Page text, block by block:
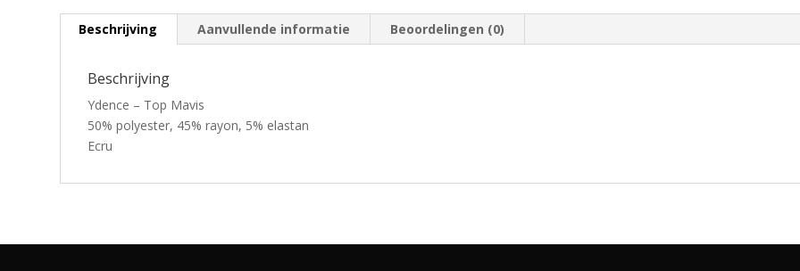
Beschrijving Aanvullende informatie Beoordelingen (0)
Beschrijving
Ydence – Top Mavis
50% polyester, 45% rayon, 5% elastan
Ecru